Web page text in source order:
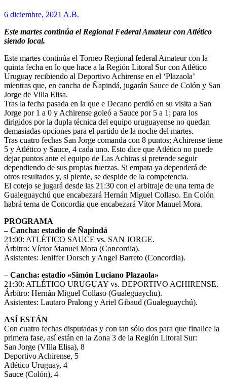
6 diciembre, 2021 A.B.
Este martes continúa el Regional Federal Amateur con Atlético
siendo local.
Este martes continúa el Torneo Regional federal Amateur con la
quinta fecha en lo que hace a la Región Litoral Sur con Atlético
Uruguay recibiendo al Deportivo Achirense en el ‘Plazaola’
mientras que, en cancha de Ñapindá, jugarán Sauce de Colón y San
Jorge de Villa Elisa.
Tras la fecha pasada en la que e Decano perdió en su visita a San
Jorge por 1 a 0 y Achirense goleó a Sauce por 5 a 1; para los
dirigidos por la dupla técnica del equipo uruguayense no quedan
demasiadas opciones para el partido de la noche del martes.
Tras cuatro fechas San Jorge comanda con 8 puntos; Achirense tiene
5 y Atlético y Sauce, 4 cada uno. Esto dice que Atlético no puede
dejar puntos ante el equipo de Las Achiras si pretende seguir
dependiendo de sus propias fuerzas. Si empata ya dependerá de
otros resultados y, si pierde, se despide de la competencia.
El cotejo se jugará desde las 21:30 con el arbitraje de una terna de
Gualeguaychú que encabezará Hernán Miguel Collaso. En Colón
habrá terna de Concordia que encabezará Vítor Manuel Mora.
PROGRAMA
– Cancha: estadio de Ñapindá
21:00: ATLÉTICO SAUCE vs. SAN JORGE.
Árbitro: Víctor Manuel Mora (Concordia).
Asistentes: Jeniffer Dorsch y Angel Barreto (Concordia).
– Cancha: estadio «Simón Luciano Plazaola»
21:30: ATLÉTICO URUGUAY vs. DEPORTIVO ACHIRENSE.
Árbitro: Hernán Miguel Collaso (Gualeguaychu).
Asistentes: Lautaro Pralong y Ariel Gibaud (Gualeguaychú).
ASÍ ESTÁN
Con cuatro fechas disputadas y con tan sólo dos para que finalice la
primera fase, así están en la Zona 3 de la Región Litoral Sur:
San Jorge (VIlla Elisa), 8
Deportivo Achirense, 5
Atlético Uruguay, 4
Sauce (Colón), 4